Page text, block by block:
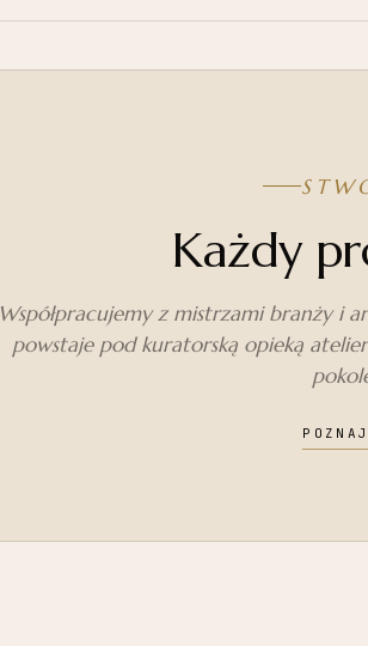
Każdy
Współpracujemy z mistrzami branży i
powstaje pod kuratorską opieką